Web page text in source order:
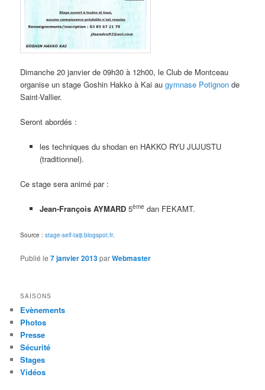
Dimanche 20 janvier de 09h30 à 12h00, le Club de Montceau
organise un stage Goshin Hakko à Kai augymnase Potignon de
Saint-Vallier.
Seront abordés :
les techniques du shodan en HAKKO RYU JUJUSTU
(traditionnel).
Ce stage sera animé par :
Jean-François AYMARD5ème dan FEKAMT.
Source :stage-self-taiji.blogspot.fr.
Publié le7 janvier 2013parWebmaster
SAISONS
Evènements
Photos
Presse
Sécurité
Stages
Vidéos